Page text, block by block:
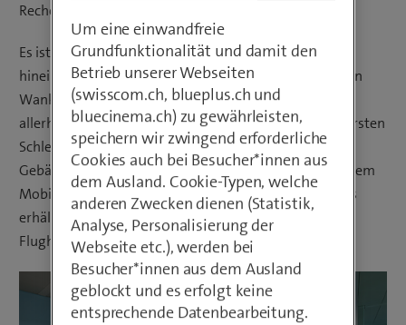
Rechenzentrum? Doch lesen Sie weiter.
Es ist, vorsichtig ausgedrückt, nicht sehr einfach, hier
hineinzukommen. Das Rechenzentrum der Swisscom in
Wankdorf, einem Berner Vorort, erfüllt selbst die
allerhöchsten Sicherheitsanforderungen. Nach einer ersten
Schleuse, die man passieren muss, um überhaupt ins
Gebäude zu kommen, muss sich der Besucher von seinem
Mobiltelefon trennen. Im Austausch für einen Ausweis
erhält er einen Besucher-Badge und geht dann wie am
Flughafen durch einen Metalldetektor.
Um eine einwandfreie
Grundfunktionalität und damit den
Betrieb unserer Webseiten
(swisscom.ch, blueplus.ch und
bluecinema.ch) zu gewährleisten,
speichern wir zwingend erforderliche
Cookies auch bei Besucher*innen aus
dem Ausland. Cookie-Typen, welche
anderen Zwecken dienen (Statistik,
Analyse, Personalisierung der
Webseite etc.), werden bei
Besucher*innen aus dem Ausland
geblockt und es erfolgt keine
entsprechende Datenbearbeitung.